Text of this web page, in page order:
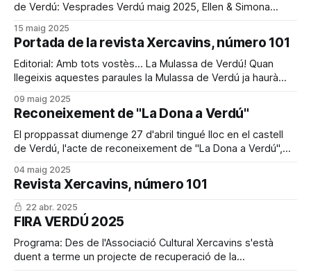
de Verdú: Vesprades Verdú maig 2025, Ellen & Simona
Cultural Xercavins (ACX) de Verdú i la Federació d’Ateneus
de Catalunya (FAC) organitzen pel dissabte 24 de maig
15 maig 2025
Portada de la revista Xercavins, número 101
Editorial: Amb tots vostès... La Mulassa de Verdú! Quan
llegeixis aquestes paraules la Mulassa de Verdú ja haurà
verdunins que, encuriosits i expectants, s’hauran acostat al
voltant de la porta d’entrada del castell per conèixer la nova
figura de
09 maig 2025
Reconeixement de "La Dona a Verdú"
El proppassat diumenge 27 d'abril tingué lloc en el castell
de Verdú, l'acte de reconeixement de "La Dona a Verdú",
han fet camí abans i dones que obren pas ara. Dones que
han fet i
04 maig 2025
Revista Xercavins, número 101
22 abr. 2025
FIRA VERDÚ 2025
Programa: Des de l'Associació Cultural Xercavins s'està
duent a terme un projecte de recuperació de la